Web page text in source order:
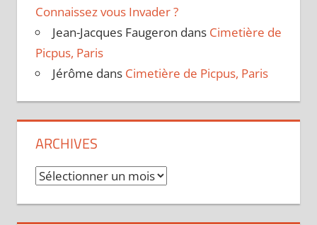
Connaissez vous Invader ?
Jean-Jacques Faugeron dans Cimetière de
Picpus, Paris
Jérôme dans Cimetière de Picpus, Paris
ARCHIVES
Archives